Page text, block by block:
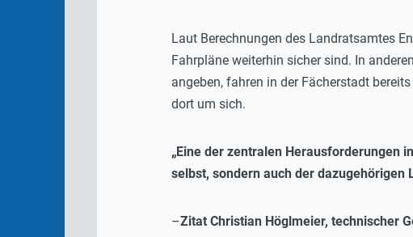
Laut Berechnungen des Landratsamtes
Fahrpläne weiterhin sicher sind. In
angeben, fahren in der Fächerstadt
dort um sich.
„Eine der zentralen Herausforderungen
selbst, sondern auch der dazugehörigen
–Zitat Christian Höglmeier, technischer